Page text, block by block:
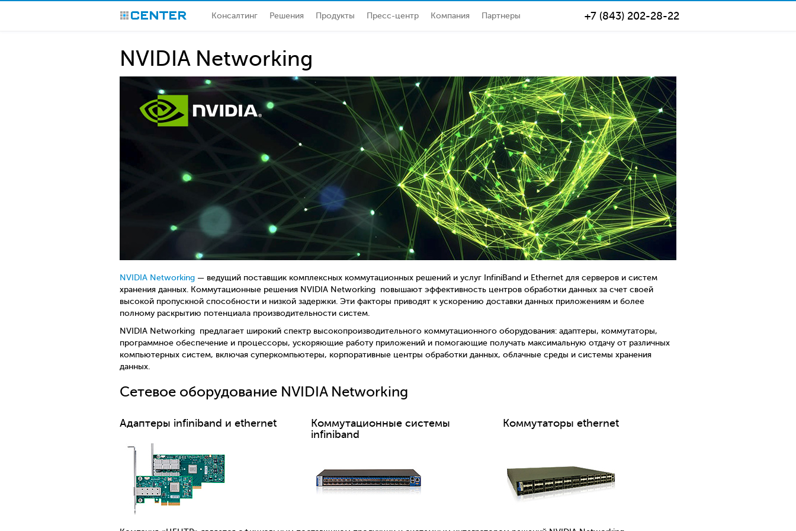
Консалтинг Решения Продукты Пресс-центр Компания Партнеры +7 (843) 202-28-22
NVIDIA Networking
NVIDIA Networking — ведущий поставщик комплексных коммутационных решений и услуг InfiniBand и Ethernet для серверов и систем
хранения данных. Коммутационные решения NVIDIA Networking ​​​​​​​ повышают эффективность центров обработки данных за счет своей
высокой пропускной способности и низкой задержки. Эти факторы приводят к ускорению доставки данных приложениям и более
полному раскрытию потенциала производительности систем.
NVIDIA Networking ​​​​​​​ предлагает широкий спектр высокопроизводительного коммутационного оборудования: адаптеры, коммутаторы,
программное обеспечение и процессоры, ускоряющие работу приложений и помогающие получать максимальную отдачу от различных
компьютерных систем, включая суперкомпьютеры, корпоративные центры обработки данных, облачные среды и системы хранения
данных.
Сетевое оборудование NVIDIA Networking
Адаптеры infiniband и ethernet
Коммутационные системы
infiniband
Коммутаторы ethernet